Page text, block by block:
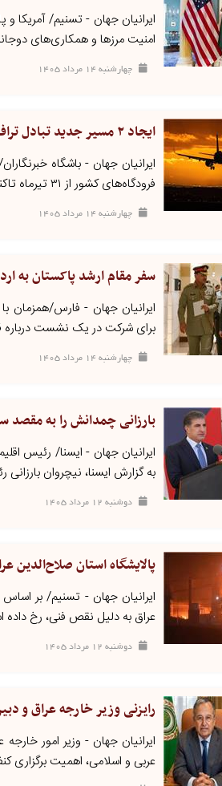
ایرانیان جهان - تسنیم/ آمریکا
امنیت مرزها و همکاری‌های
چهارشنبه ۱۴ مرداد ۱۴۰۵
ایجاد ۲ مسیر جدید تبادل ترافیک هوایی ایران و عراق
فرودگاه‌های کشور از ۳۱ تیرماه تاکنون خبر داد و گفت: ...
چهارشنبه ۱۴ مرداد ۱۴۰۵
سفر مقام ارشد پاکستان به
ایرانیان جهان - فارس/همزمان
برای شرکت در یک نشست درباره
چهارشنبه ۱۴ مرداد ۱۴۰۵
بارزانی چمدانش را به
ایرانیان جهان - ایسنا/ رئیس
به گزارش ایسنا، نیچروان
دوشنبه ۱۲ مرداد ۱۴۰۵
پالایشگاه استان صلاح‌الدین
ایرانیان جهان - تسنیم/ بر
عراق به دلیل نقص فنی، رخ
دوشنبه ۱۲ مرداد ۱۴۰۵
رایزنی وزیر خارجه عراق و
ایرانیان جهان - وزیر امور
عربی و اسلامی، اهمیت